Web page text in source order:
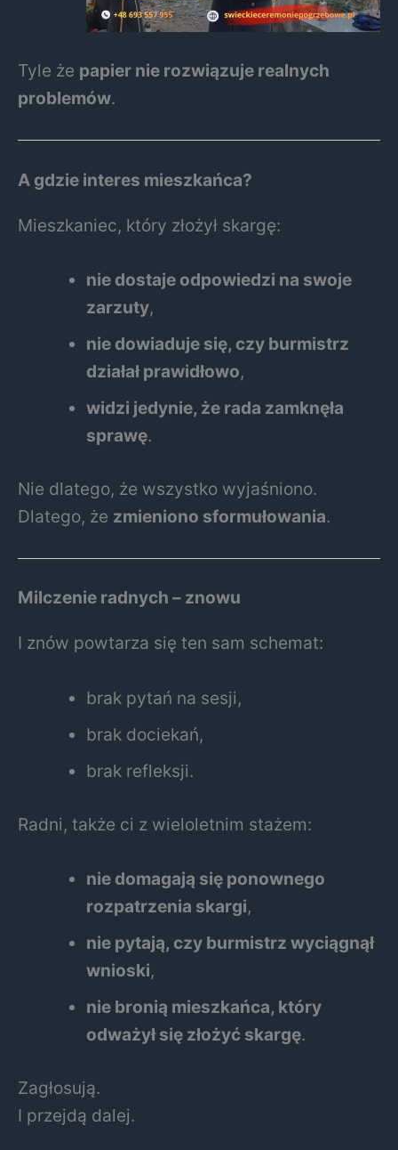
Tyle że papier nie rozwiązuje realnych
problemów.
A gdzie interes mieszkańca?
Mieszkaniec, który złożył skargę:
nie dostaje odpowiedzi na swoje
zarzuty,
nie dowiaduje się, czy burmistrz
działał prawidłowo,
widzi jedynie, że rada zamknęła
sprawę.
Nie dlatego, że wszystko wyjaśniono.
Dlatego, że zmieniono sformułowania.
Milczenie radnych – znowu
I znów powtarza się ten sam schemat:
brak pytań na sesji,
brak dociekań,
brak refleksji.
Radni, także ci z wieloletnim stażem:
nie domagają się ponownego
rozpatrzenia skargi,
nie pytają, czy burmistrz wyciągnął
wnioski,
nie bronią mieszkańca, który
odważył się złożyć skargę.
Zagłosują.
I przejdą dalej.